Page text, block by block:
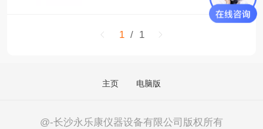
1 / 1
主页 电脑版
@-长沙永乐康仪器设备有限公司版权所有